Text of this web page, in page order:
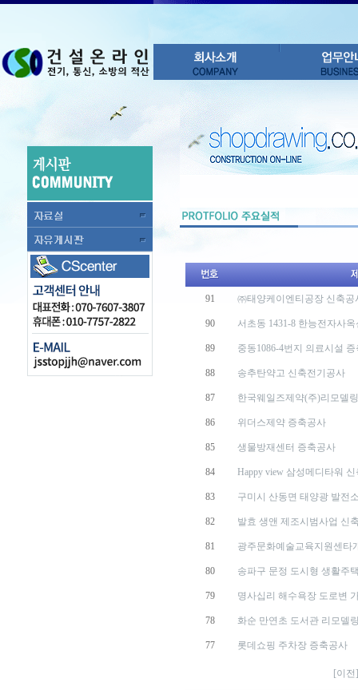
91 ㈜태양케이엔티공장 신축공
90 서초동 1431-8 한능전자사
89 중동1086-4번지 의료시설
88 송추탄약고 신축전기공사
87 한국웨일즈제약(주)리모델
86 위더스제약 증축공사
85 생물방재센터 증축공사
84 Happy view 삼성메디타워
83 구미시 산동면 태양광 발전
82 발효 생앤 제조시범사업 신
81 광주문화예술교육지원센타
80 송파구 문정 도시형 생활주
79 명사십리 해수욕장 도로변
78 화순 만연초 도서관 리모델
77 롯데쇼핑 주차장 증축공사
[이전]